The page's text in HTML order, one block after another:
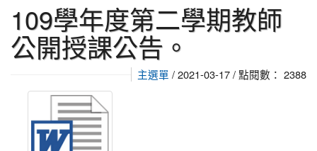
109學年度第二學期教師
公開授課公告。
主選單 / 2021-03-17 / 點閱數： 2388